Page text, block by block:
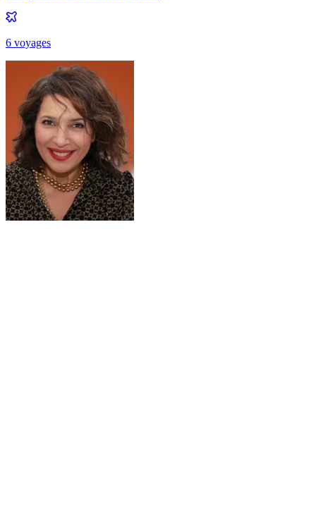
6 voyages